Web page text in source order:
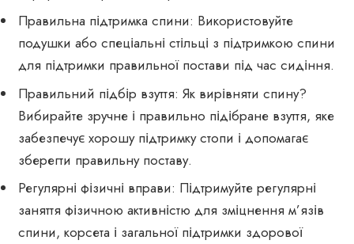
Правильна підтримка спини: Використовуйте
подушки або спеціальні стільці з підтримкою спини
для підтримки правильної постави під час сидіння.
Правильний підбір взуття: Як вирівняти спину?
Вибирайте зручне і правильно підібране взуття, яке
забезпечує хорошу підтримку стопи і допомагає
зберегти правильну поставу.
Регулярні фізичні вправи: Підтримуйте регулярні
заняття фізичною активністю для зміцнення м’язів
спини, корсета і загальної підтримки здорової